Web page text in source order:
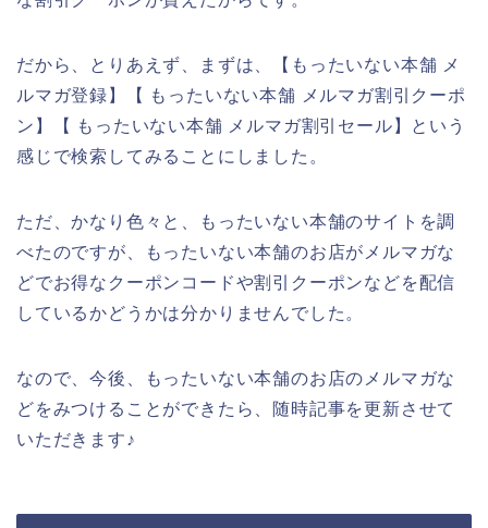
だから、とりあえず、まずは、【もったいない本舗 メ
ルマガ登録】【 もったいない本舗 メルマガ割引クーポ
ン】【 もったいない本舗 メルマガ割引セール】という
感じで検索してみることにしました。
ただ、かなり色々と、もったいない本舗のサイトを調
べたのですが、もったいない本舗のお店がメルマガな
どでお得なクーポンコードや割引クーポンなどを配信
しているかどうかは分かりませんでした。
なので、今後、もったいない本舗のお店のメルマガな
どをみつけることができたら、随時記事を更新させて
いただきます♪